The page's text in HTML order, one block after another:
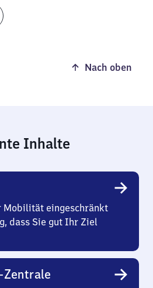
Nach oben
Inhalte
Mobilität eingeschränkt
dass Sie gut Ihr Ziel